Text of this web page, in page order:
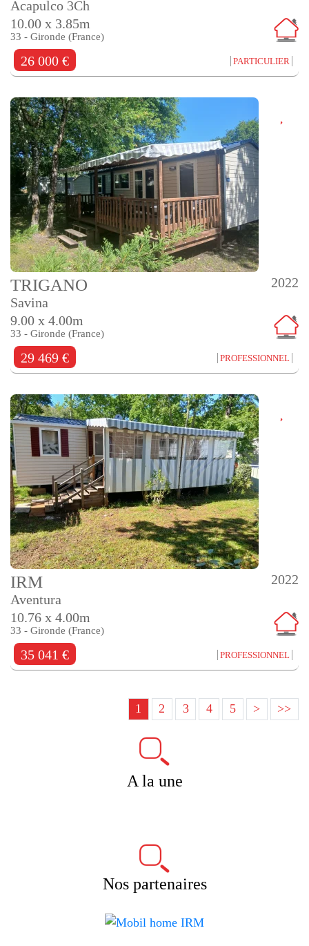
Acapulco 3Ch
10.00 x 3.85m
33 - Gironde (France)
26 000 € PARTICULIER
2022
TRIGANO
Savina
9.00 x 4.00m
33 - Gironde (France)
29 469 € PROFESSIONNEL
2022
IRM
Aventura
10.76 x 4.00m
33 - Gironde (France)
35 041 € PROFESSIONNEL
1 2 3 4 5 > >>
A la une
Nos partenaires